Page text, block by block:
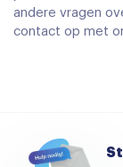
andere vragen
contact op met